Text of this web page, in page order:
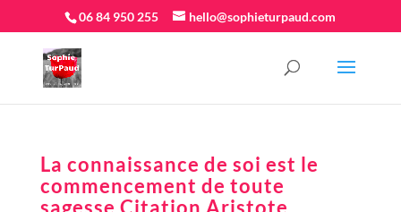
06 84 950 255 hello@sophieturpaud.com
La connaissance de soi est le
commencement de toute
sagesse Citation Aristote